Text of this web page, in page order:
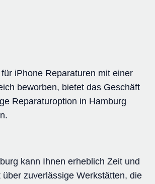
iPhone Reparaturen mit einer
beworben, bietet das Geschäft
Reparaturoption in Hamburg
kann Ihnen erheblich Zeit und
zuverlässige Werkstätten, die